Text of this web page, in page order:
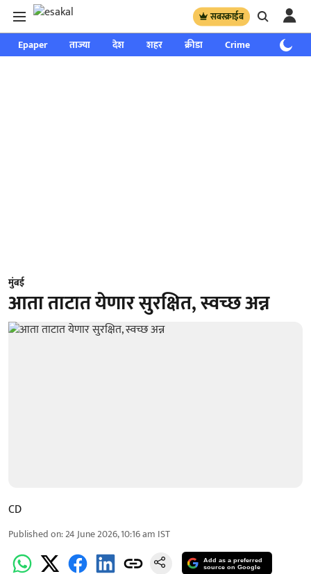
सबस्क्राईब
Epaper ताज्या देश शहर क्रीडा Crime साप्ताहिक
मुंबई
आता ताटात येणार सुरक्षित, स्वच्छ अन्न
CD
Published on:24 June 2026, 10:16 am IST
Add as a preferred
source on Google